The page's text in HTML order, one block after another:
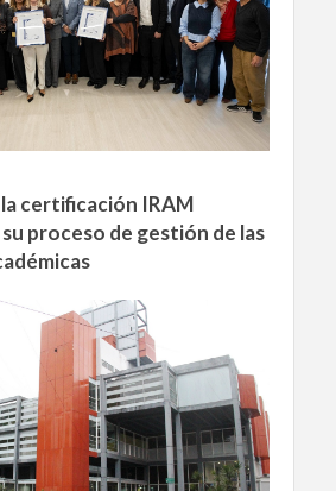
certificación IRAM
proceso de gestión de las